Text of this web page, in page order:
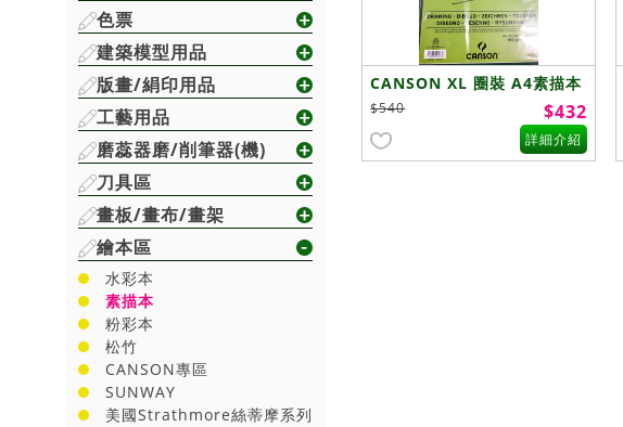
色票
建築模型用品
版畫/絹印用品
工藝用品
磨蕊器磨/削筆器(機)
刀具區
畫板/畫布/畫架
繪本區
水彩本
素描本
粉彩本
松竹
CANSON專區
SUNWAY
美國Strathmore絲蒂摩系列
CANSON XL 圈裝 A4素描本
- 1
$540 $432
詳細介紹